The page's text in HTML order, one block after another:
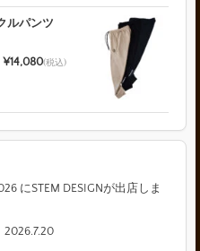
ルパンツ
¥14,080(税込)
にSTEM DESIGNが出店しま